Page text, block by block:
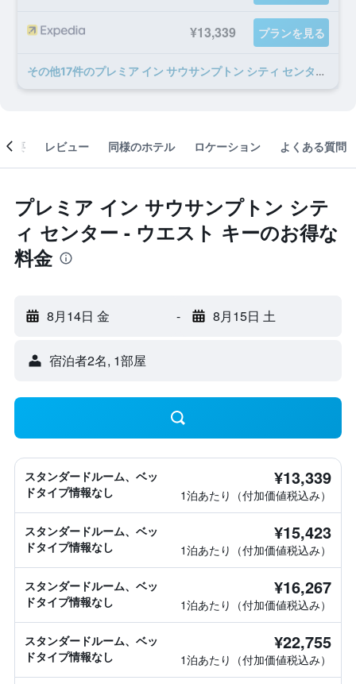
¥13,339 プランを見る
​その他17​件のプレミア イン サウサンプトン シティ センター - ウエスト キーのオファー
概要 レビュー 同様のホテル ロケーション よくある質問
プレミア イン サウサンプトン シテ
ィ センター - ウエスト キーのお得な
料金
8月14日 金 - 8月15日 土
宿泊者2名, 1​部屋
スタンダードルーム、ベッ
ドタイプ情報なし
¥13,339
1泊あたり（付加価値税込み）
スタンダードルーム、ベッ
ドタイプ情報なし
¥15,423
1泊あたり（付加価値税込み）
スタンダードルーム、ベッ
ドタイプ情報なし
¥16,267
1泊あたり（付加価値税込み）
スタンダードルーム、ベッ
ドタイプ情報なし
¥22,755
1泊あたり（付加価値税込み）